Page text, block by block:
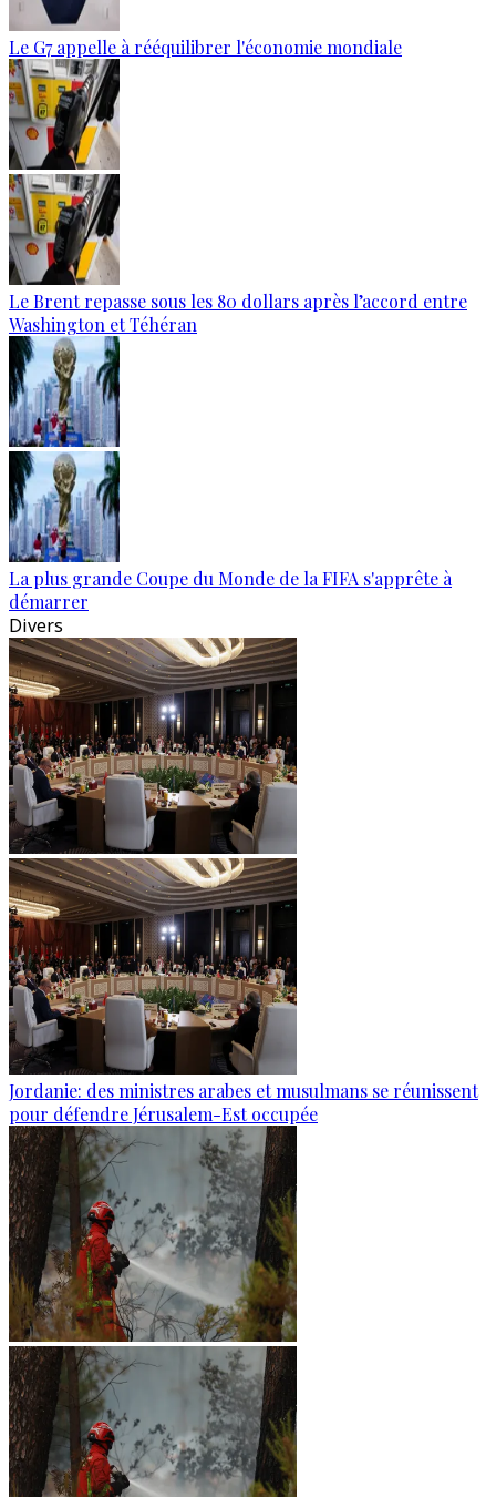
Le G7 appelle à rééquilibrer l'économie mondiale
Le Brent repasse sous les 80 dollars après l’accord entre
Washington et Téhéran
La plus grande Coupe du Monde de la FIFA s'apprête à
démarrer
Divers
Jordanie: des ministres arabes et musulmans se réunissent
pour défendre Jérusalem-Est occupée